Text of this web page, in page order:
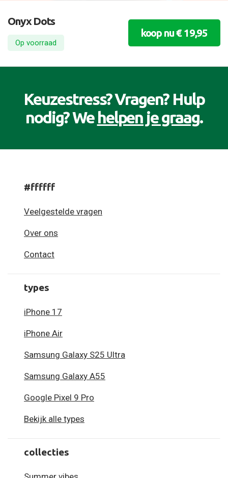
Onyx Dots
Op voorraad
koop nu € 19,95
Keuzestress? Vragen? Hulp
nodig? Wehelpen je graag.
#ffffff
Veelgestelde vragen
Over ons
Contact
types
iPhone 17
iPhone Air
Samsung Galaxy S25 Ultra
Samsung Galaxy A55
Google Pixel 9 Pro
Bekijk alle types
collecties